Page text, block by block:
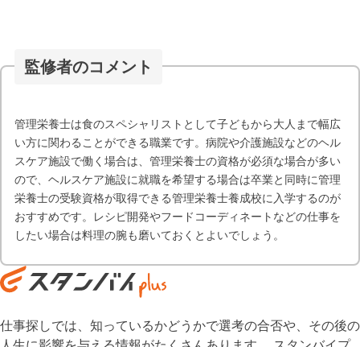
監修者のコメント
管理栄養士は食のスペシャリストとして子どもから大人まで幅広
い方に関わることができる職業です。病院や介護施設などのヘル
スケア施設で働く場合は、管理栄養士の資格が必須な場合が多い
ので、ヘルスケア施設に就職を希望する場合は卒業と同時に管理
栄養士の受験資格が取得できる管理栄養士養成校に入学するのが
おすすめです。レシピ開発やフードコーディネートなどの仕事を
したい場合は料理の腕も磨いておくとよいでしょう。
仕事探しでは、知っているかどうかで選考の合否や、その後の